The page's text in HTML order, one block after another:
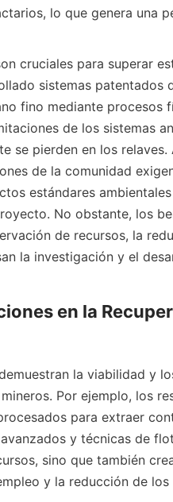
lo que genera una
cruciales para superar
sistemas patentados
fino mediante procesos
de los sistemas
se pierden en los relaves.
de la comunidad
estándares
No obstante, los
de recursos, la
la investigación y el
en la
la viabilidad y
Por ejemplo, los
para extraer
y técnicas de
sino que también
y la reducción de